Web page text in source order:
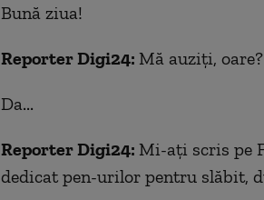
Bună ziua!
Reporter Digi24: Mă auziți, oare?
Da...
Reporter Digi24: Mi-ați scris pe
dedicat pen-urilor pentru slăbit,